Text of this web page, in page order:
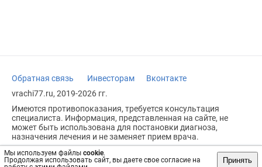
Мы используем файлы cookie.
Продолжая использовать сайт, вы даете свое согласие на
Принять
Обратная связь Инвесторам
Вконтакте
vrachi77.ru, 2019-2026 гг.
Имеются противопоказания, требуется консультация
специалиста. Информация, представленная на сайте, не
может быть использована для постановки диагноза,
назначения лечения и не заменяет прием врача.
Возрастное ограничение: 18+